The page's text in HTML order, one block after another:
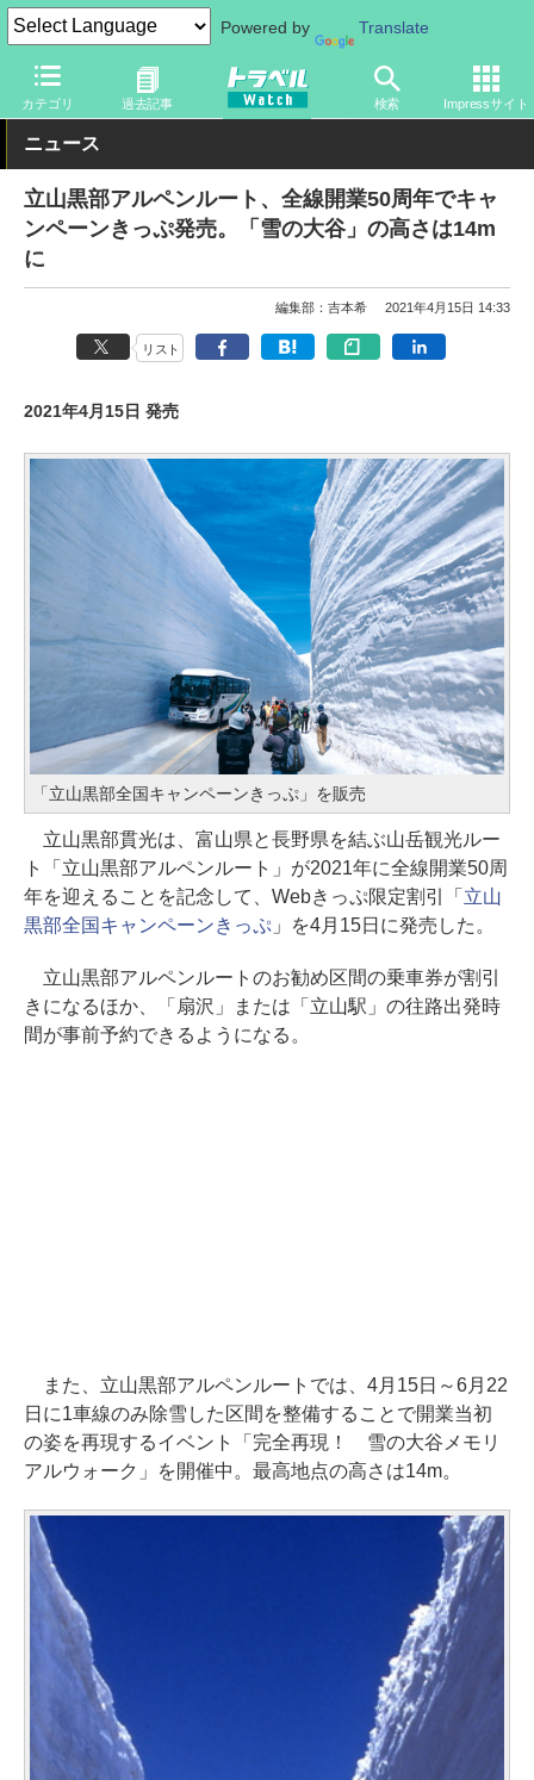
Powered by Translate
カテゴリ 過去記事 検索 Impressサイト
トラベル Watch 地域 国内旅行 中部
ニュース
立山黒部アルペンルート、全線開業50周年でキャ
ンペーンきっぷ発売。「雪の大谷」の高さは14m
に
編集部：吉本希 2021年4月15日 14:33
リスト
2021年4月15日 発売
「立山黒部全国キャンペーンきっぷ」を販売
立山黒部貫光は、富山県と長野県を結ぶ山岳観光ルー
ト「立山黒部アルペンルート」が2021年に全線開業50周
年を迎えることを記念して、Webきっぷ限定割引「 立山
黒部全国キャンペーンきっぷ」を4月15日に発売した。
立山黒部アルペンルートのお勧め区間の乗車券が割引
きになるほか、「扇沢」または「立山駅」の往路出発時
間が事前予約できるようになる。
また、立山黒部アルペンルートでは、4月15日～6月22
日に1車線のみ除雪した区間を整備することで開業当初
の姿を再現するイベント「完全再現！ 雪の大谷メモリ
アルウォーク」を開催中。最高地点の高さは14m。